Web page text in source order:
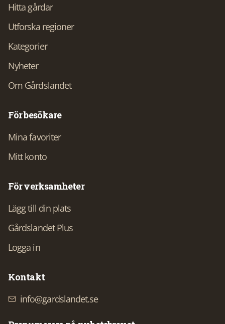
Hitta gårdar
Utforska regioner
Kategorier
Nyheter
Om Gårdslandet
För besökare
Mina favoriter
Mitt konto
För verksamheter
Lägg till din plats
Gårdslandet Plus
Logga in
Kontakt
info@gardslandet.se